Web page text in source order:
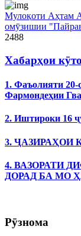
Мулоқоти Аҳтам
омӯзишии
2488
Хабарҳои
1. Фаъолияти 20-
Фармондеҳии
2. Иштироки 16
3. ҶАЗИРАҲОИ
4. ВАЗОРАТИ
ДОРАД БА МО
Рӯзнома